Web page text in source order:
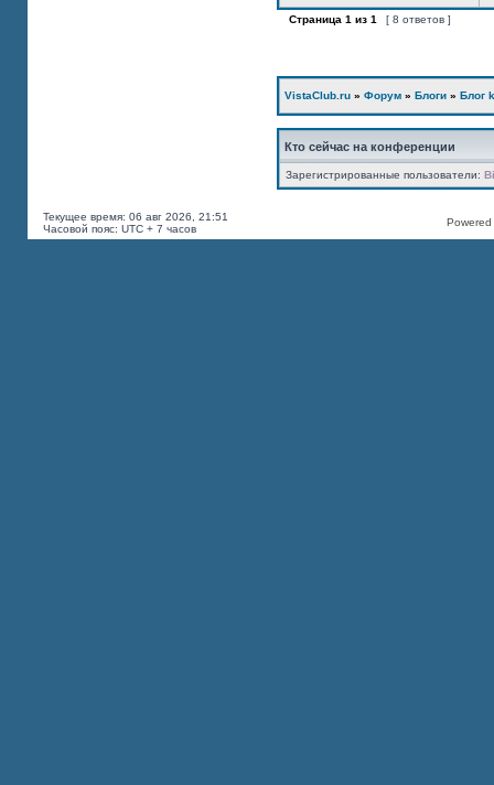
Страница 1 из 1 [ 8 ответов ]
VistaClub.ru » Форум » Блоги » Блог
Кто сейчас на конференции
Зарегистрированные пользователи:
Текущее время: 06 авг 2026, 21:51
Часовой пояс: UTC + 7 часов